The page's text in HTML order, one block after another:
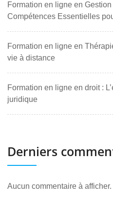
Formation en ligne en
Compétences Essentielles
Formation en ligne en
vie à distance
Formation en ligne en droit :
juridique
Derniers
Aucun commentaire à afficher.